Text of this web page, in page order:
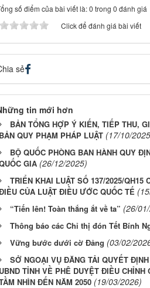
số điểm của bài viết là: 0 trong 0 đánh giá
Click để đánh giá bài viết
sẻ
tin mới hơn
BẢN TỔNG HỢP Ý KIẾN, TIẾP THU,
BẢN QUY PHẠM PHÁP LUẬT (17/10/
BỘ QUỐC PHÒNG BAN HÀNH QUY
GIA (26/12/2025)
TRIỂN KHAI LUẬT SỐ 137/2025/
CỦA LUẬT ĐIỀU ƯỚC QUỐC TẾ
“Tiến lên! Toàn thắng ắt về ta” (26/
Thông báo các Chỉ thị đón Tết Bính
Vững bước dưới cờ Đảng (03/02/
SỞ NGOẠI VỤ ĐĂNG TẢI QUYẾT
UBND TỈNH VỀ PHÊ DUYỆT ĐIỀU
NHÌN ĐẾN NĂM 2050 (19/03/2026)